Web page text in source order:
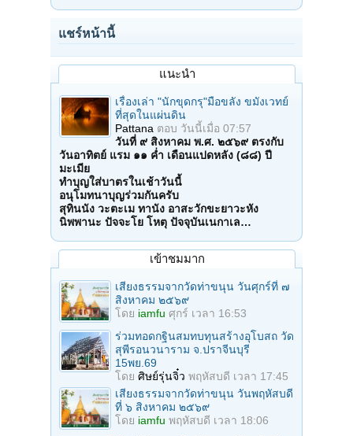
แชร์หน้านี้
แนะนำ
เรื่องเล่า "นักขุดกรุ"มือขลัง ขมังเวทย์
ที่สุดในแผ่นดิน
Pattana ตอบ วันนี้เมื่อ 07:57
วันที่ ๙ สิงหาคม พ.ศ. ๒๕๖๙ ตรงกับ
วันอาทิตย์ แรม ๑๑ ค่ำ เดือนแปดหลัง (๘๘) ปี
มะเมีย
ทำบุญใส่บาตรในเช้าวันนี้
อนุโมทนาบุญร่วมกันครับ
สุทินนัง วะตะเม ทานัง อาสะวักขะยาวะหัง
นิพพานะ ปัจจะโย โหตุ ปัจจุบันเนกาเล…
เข้าชมมาก
เสียงธรรมจากวัดท่าขนุน วันศุกร์ที่ ๗
สิงหาคม ๒๕๖๙
โดย iamfu ศุกร์ เวลา 16:53
ร่วมทอดกฐินสมทบทุนสร้างอุโบสถ วัด
สุพีรอนวนาราม จ.ปราจีนบุรี
15พย.69
โดย ศิษย์รุ่นจิ๋ว พฤหัสบดี เวลา 17:45
เสียงธรรมจากวัดท่าขนุน วันพฤหัสบดี
ที่ ๖ สิงหาคม ๒๕๖๙
โดย iamfu พฤหัสบดี เวลา 18:06